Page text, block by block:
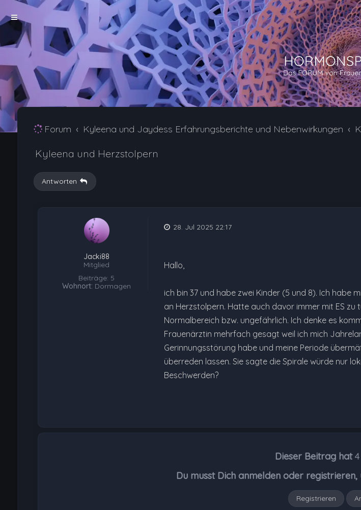
Forum Kyleena und Jaydess Erfahrungsberichte und Nebenwirkungen
Kyleena und Herzstolpern
Antworten
Jacki88
Mitglied
Beiträge: 5
Wohnort: Dormagen
28. Jul 2025 22:17
Hallo,
ich bin 37 und habe zwei Kinder (5 und 8). Ich habe
an Herzstolpern. Hatte auch davor immer mit ES
Normalbereich bzw. ungefährlich. Ich denke es
Frauenärztin mehrfach gesagt weil ich mich
Gerinnungsstörung habe und meine Periode
überreden lassen. Sie sagte die Spirale würde nur
Beschwerden?
Dieser Beitrag hat4
Du musst Dich anmelden oder
Registrieren